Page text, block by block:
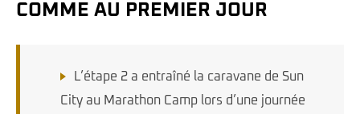
COMME AU PREMIER JOUR
L’étape 2 a entraîné la caravane de Sun
City au Marathon Camp lors d’une journée